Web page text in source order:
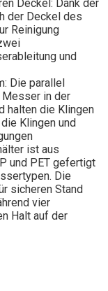
Deckel: Dank der
der Deckel des
Reinigung
und
Die parallel
in der
halten die Klingen
Klingen und
ist aus
und PET gefertigt
Die
sicheren Stand
vier
Halt auf der